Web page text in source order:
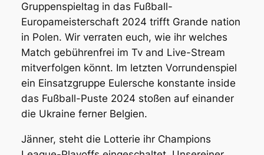
Gruppenspieltag in das Fußball-
Europameisterschaft 2024 trifft Grande nation
in Polen. Wir verraten euch, wie ihr welches
Match gebührenfrei im Tv and Live-Stream
mitverfolgen könnt. Im letzten Vorrundenspiel
ein Einsatzgruppe Eulersche konstante inside
das Fußball-Puste 2024 stoßen auf einander
die Ukraine ferner Belgien.
Jänner, steht die Lotterie ihr Champions